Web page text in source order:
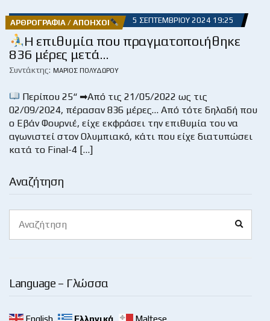
Αναζήτηση
for:
Language – Γλώσσα
ΑΡΘΡΟΓΡΑΦΊΑ / ΑΠΌΗΧΟΙ 5 ΣΕΠΤΕΜΒΡΊΟΥ 2024 19:25
Η επιθυμία που πραγματοποιήθηκε
836 μέρες μετά…
Συντάκτης: ΜΆΡΙΟΣ ΠΟΛΥΔΏΡΟΥ
Περίπου 25“ ➡Από τις 21/05/2022 ως τις
02/09/2024, πέρασαν 836 μέρες… Από τότε δηλαδή που
ο Εβάν Φουρνιέ, είχε εκφράσει την επιθυμία του να
αγωνιστεί στον Ολυμπιακό, κάτι που είχε διατυπώσει
κατά το Final-4 […]